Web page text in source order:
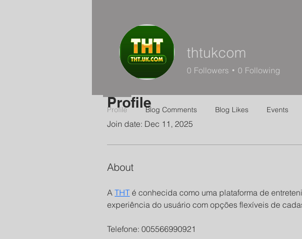
Profile
Join date: Dec 11, 2025
About
A THT é conhecida como uma plataforma de
experiência do usuário com opções flexíveis de
Telefone: 005566990921
thtukcom
0 Followers 0 Following
Profile Blog Comments Blog Likes Events